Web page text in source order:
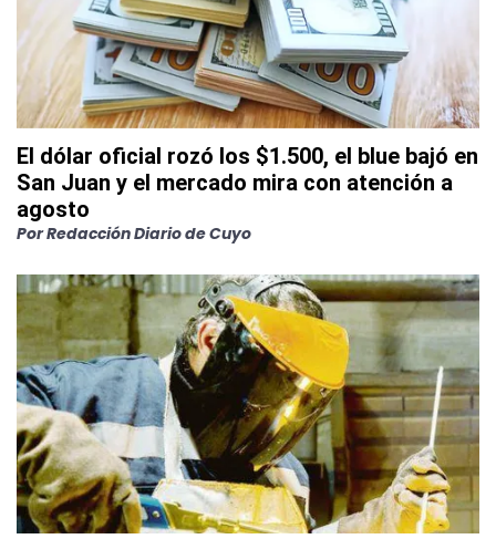
El dólar oficial rozó los $1.500, el blue bajó en
San Juan y el mercado mira con atención a
agosto
PorRedacción Diario de Cuyo